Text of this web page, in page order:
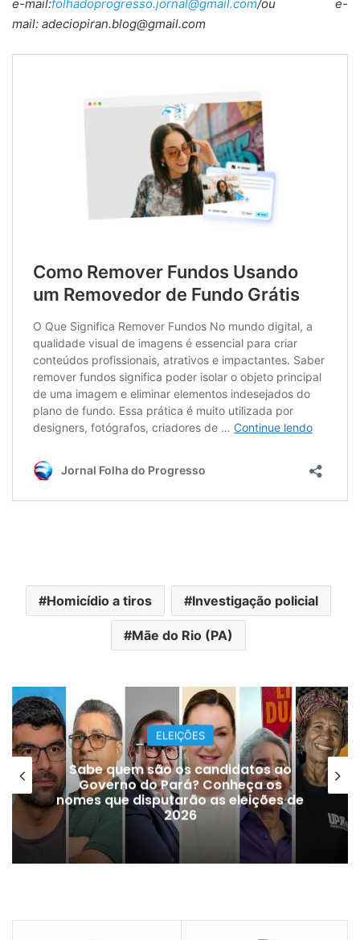
e-mail:folhadoprogresso.jornal@gmail.com/ou e-
mail: adeciopiran.blog@gmail.com
Homicídio a tiros Investigação policial
Mãe do Rio (PA)
ELEIÇÕES
Sabe quem são os candidatos ao
Governo do Pará? Conheça os
nomes que disputarão as eleições de
2026